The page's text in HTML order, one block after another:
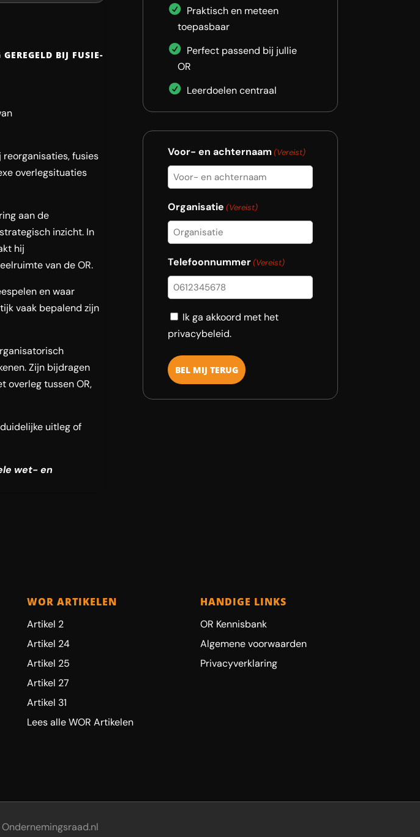
BIJ FUSIE-
fusies
overlegsituaties
aan de
inzicht. In
hij
van de OR.
en waar
vaak bepalend zijn
Zijn bijdragen
overleg tussen OR,
uitleg of
wet- en
Praktisch en meteen
toepasbaar
Perfect passend bij jullie
OR
Leerdoelen centraal
Voor- en achternaam (Vereist)
Organisatie (Vereist)
Telefoonnummer (Vereist)
Consent
Ik ga akkoord met het
privacybeleid.
WOR ARTIKELEN
Artikel 2
Artikel 24
Artikel 25
Artikel 27
Artikel 31
Lees alle WOR Artikelen
HANDIGE LINKS
OR Kennisbank
Algemene voorwaarden
Privacyverklaring